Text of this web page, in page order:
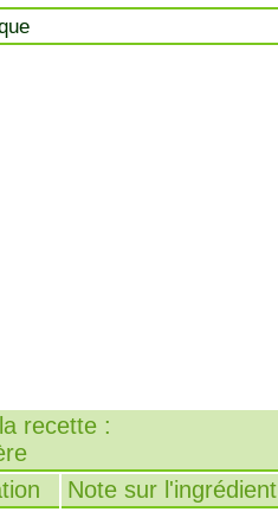
recette :
Note sur l'ingrédient